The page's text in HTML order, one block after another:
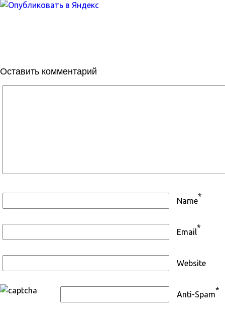
Оставить комментарий
Name*
Email*
Website
Anti-Spam*